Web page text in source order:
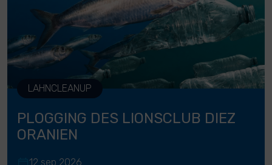
LAHNCLEANUP
PLOGGING DES LIONSCLUB DIEZ
ORANIEN
12 sep 2026